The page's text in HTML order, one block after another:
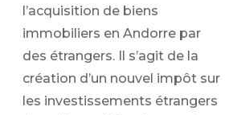
l’acquisition de biens
immobiliers en Andorre par
des étrangers. Il s’agit de la
création d’un nouvel impôt sur
les investissements étrangers